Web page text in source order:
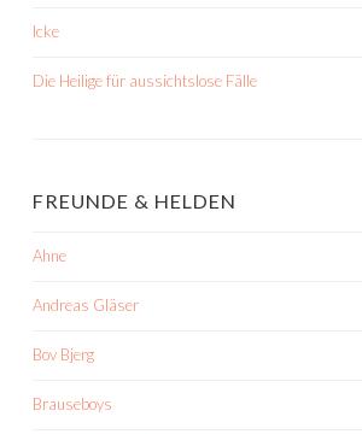
Icke
Die Heilige für aussichtslose Fälle
FREUNDE & HELDEN
Ahne
Andreas Gläser
Bov Bjerg
Brauseboys